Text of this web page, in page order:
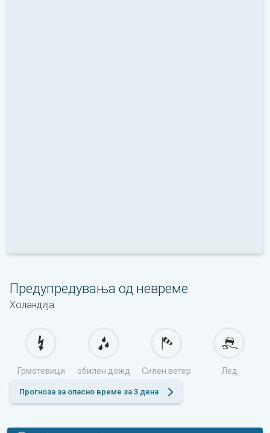
Предупредувања од невреме
Холандија
Грмотевици обилен дожд Силен ветер Лед
Прогноза за опасно време за 3 дена